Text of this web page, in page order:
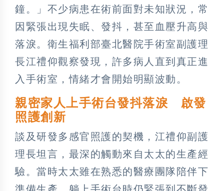
鐘。」不少病患在術前面對未知狀況，常
因緊張出現失眠、發抖，甚至血壓升高與
落淚。衛生福利部臺北醫院手術室副護理
長江禮仰觀察發現，許多病人直到真正進
入手術室，情緒才會開始明顯波動。
親密家人上手術台發抖落淚 啟發
照護創新
談及研發多感官照護的契機，江禮仰副護
理長坦言，最深的觸動來自太太的生產經
驗。當時太太雖在熟悉的醫療團隊陪伴下
準備生產，躺上手術台時仍緊張到不斷發